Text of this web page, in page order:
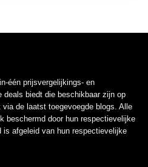
één prijsvergelijkings- en
deals biedt die beschikbaar zijn op
de laatst toegevoegde blogs. Alle
beschermd door hun respectievelijke
is afgeleid van hun respectievelijke